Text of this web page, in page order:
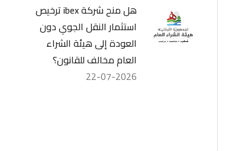
هل منح شركة ibex ترخيص
استثمار النقل الجوي دون
العودة إلى هيئة الشراء
العام مخالف للقانون؟
22-07-2026